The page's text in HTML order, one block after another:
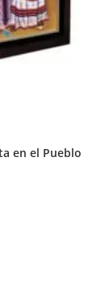
en el Pueblo